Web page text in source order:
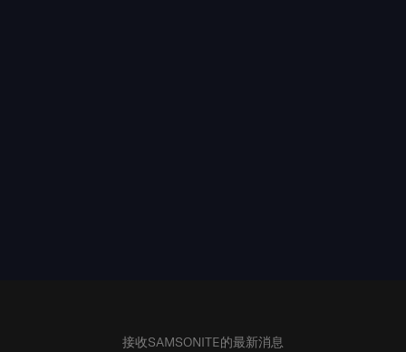
接收SAMSONITE的最新消息